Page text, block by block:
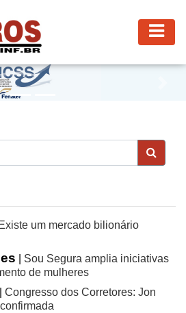
Existe um mercado bilionário
Sou Segura amplia iniciativas
de mulheres
Congresso dos Corretores: Jon